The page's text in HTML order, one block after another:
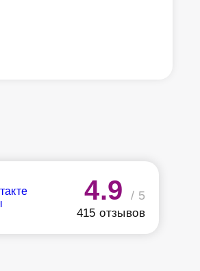
4.9 / 5
415 отзывов